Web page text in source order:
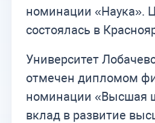
номинации «Наука».
состоялась в
Университет
отмечен дипломом
номинации «Высшая
вклад в развитие